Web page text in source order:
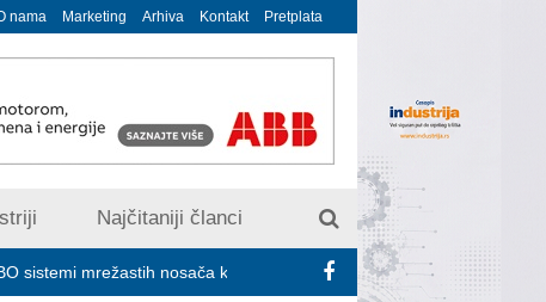
nama Marketing Arhiva Kontakt Pretplata
Najčitaniji članci
nosača kablova Novi zakon o industrijskom zagađivanju